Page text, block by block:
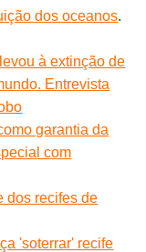
dos oceanos.
à extinção de
Entrevista
garantia da
com
dos recifes de
'soterrar' recife